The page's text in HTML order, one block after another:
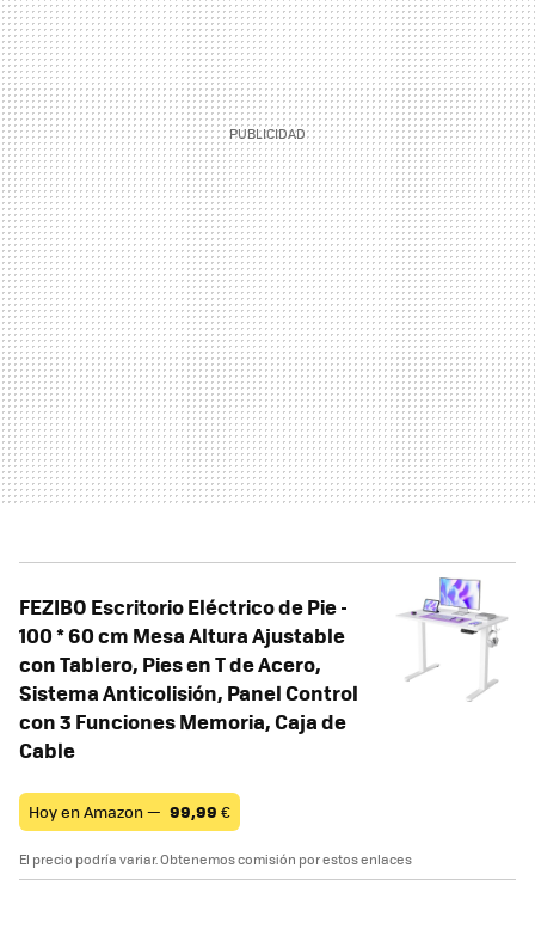
FEZIBO Escritorio Eléctrico de Pie -
100 * 60 cm Mesa Altura Ajustable
con Tablero, Pies en T de Acero,
Sistema Anticolisión, Panel Control
con 3 Funciones Memoria, Caja de
Cable
Hoy en Amazon — 99,99 €
El precio podría variar. Obtenemos comisión por estos enlaces